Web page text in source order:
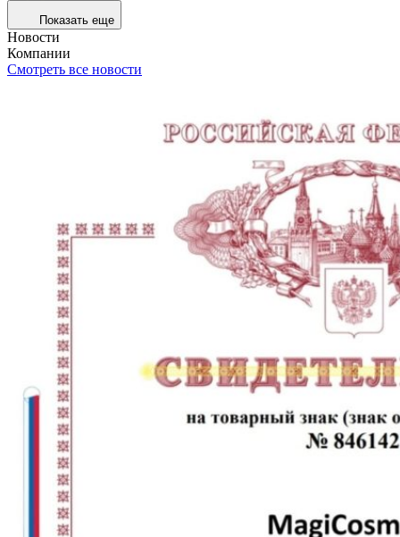
Показать еще
Новости
Компании
Смотреть все новости